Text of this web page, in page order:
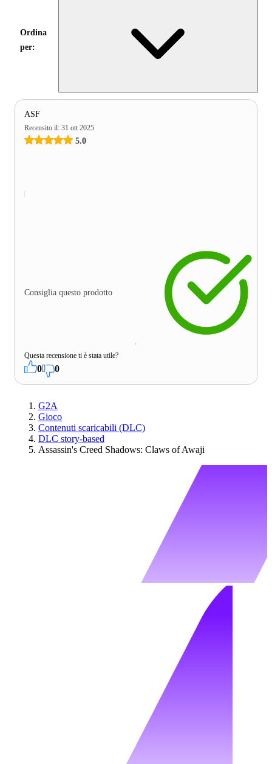
Ordina
per:
ASF
Recensito il: 31 ott 2025
5.0
Consiglia questo prodotto
Questa recensione ti è stata utile?
0 0
G2A
Gioco
Contenuti scaricabili (DLC)
DLC story-based
Assassin's Creed Shadows: Claws of Awaji